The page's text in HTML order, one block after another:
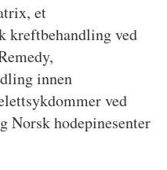
et
kreftbehandling ved
innen
ved
Norsk hodepinesenter